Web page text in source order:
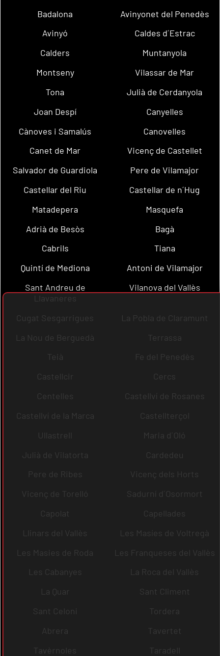
Badalona
Avinyonet del Penedès
Avinyó
Caldes d´Estrac
Calders
Muntanyola
Montseny
Vilassar de Mar
Tona
Julià de Cerdanyola
Joan Despí
Canyelles
Cànoves i Samalús
Canovelles
Canet de Mar
Vicenç de Castellet
Salvador de Guardiola
Pere de Vilamajor
Castellar del Riu
Castellar de n´Hug
Matadepera
Masquefa
Adrià de Besòs
Bagà
Cabrils
Tiana
Quintí de Mediona
Antoni de Vilamajor
Sant Andreu de
Llavaneres
Vilanova del Vallès
Cugat Sesgarrigues
La Pobla de Claramunt
La Nou de Berguedà
Terrassa
Teià
Fe del Penedès
Castellcir
Cercs
Centelles
Castellví de Rosanes
Castellví de la Marca
Castellterçol
Ullastrell
Maria d´Oló
Julià de Vilatorta
Cardedeu
Pere de Ribes
Vicenç dels Horts
Vicenç de Torelló
Sadurní d´Osormort
Capolat
Capellades
Llinars del Vallès
Les Masíes de Voltregà
Les Masies de Roda
Les Franqueses del Vallès
Les Cabanyes
La Roca del Vallès
La Quar
Sant Climent
Sant Celoni
Tordera
Abrera
Tavertet
Tavèrnoles
Taradell